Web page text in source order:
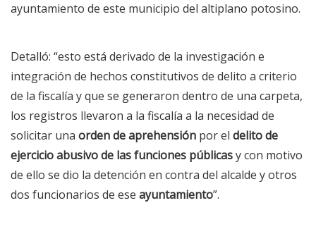
ayuntamiento de este municipio del altiplano potosino.
Detalló: “esto está derivado de la investigación e
integración de hechos constitutivos de delito a criterio
de la fiscalía y que se generaron dentro de una carpeta,
los registros llevaron a la fiscalía a la necesidad de
solicitar una orden de aprehensión por el delito de
ejercicio abusivo de las funciones públicasy con motivo
de ello se dio la detención en contra del alcalde y otros
dos funcionarios de ese ayuntamiento”.